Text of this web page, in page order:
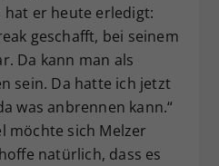
hat er heute erledigt:
geschafft, bei seinem
Da kann man als
sein. Da hatte ich jetzt
was anbrennen kann.“
möchte sich Melzer
natürlich, dass es